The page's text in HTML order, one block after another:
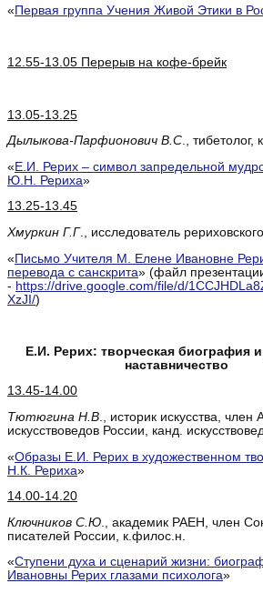
« Первая группа Учения Живой Этики в
12.55-13.05 Перерыв на кофе-брейк
13.05-13.25
Дылыкова-Парфионович В.С., тибетолог,
« Е.И. Рерих – символ запредельной
Ю.Н. Рериха»
13.25-13.45
Хмуркин Г.Г., исследователь
«Письмо Учителя М. Елене Ивановне
перевода с санскрита» (файл
- https://drive.google.com/file/d/
XzJI/)
Е.И. Рерих: творческая биография
наставничество
13.45-14.00
Тютюгина Н.В ., историк искусства, член
искусствоведов России, канд.
«Образы Е.И. Рерих в художественном
Н.К. Рериха»
14.00-14.20
Ключников С.Ю ., академик РАЕН, член
писателей России, к.филос.н.
«Ступени духа и сценарий жизни:
Ивановны Рерих глазами психолога»